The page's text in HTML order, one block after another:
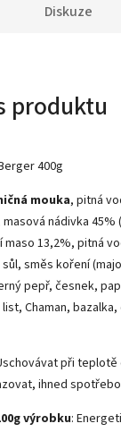
Diskuze
produktu
400g
mouka, pitná
masová nádivka
13,2%, pitná
sůl, směs koření
pepř, česnek,
Chaman,
při teplotě
ihned
výrobku: